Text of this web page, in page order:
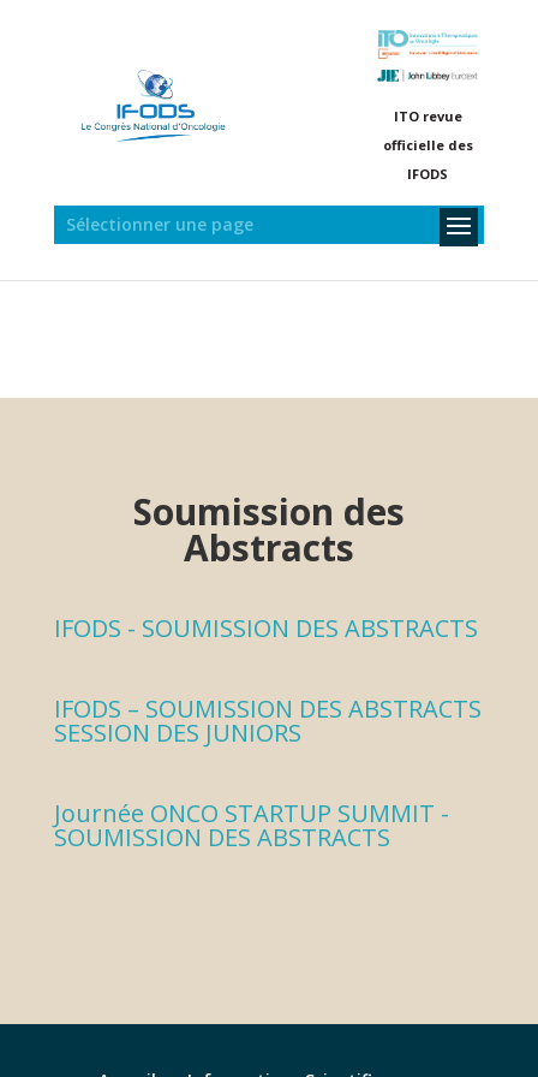
ITO revue
officielle des
IFODS
Sélectionner une page
Soumission des
Abstracts
IFODS - SOUMISSION DES ABSTRACTS
IFODS – SOUMISSION DES ABSTRACTS
SESSION DES JUNIORS
Journée ONCO STARTUP SUMMIT -
SOUMISSION DES ABSTRACTS